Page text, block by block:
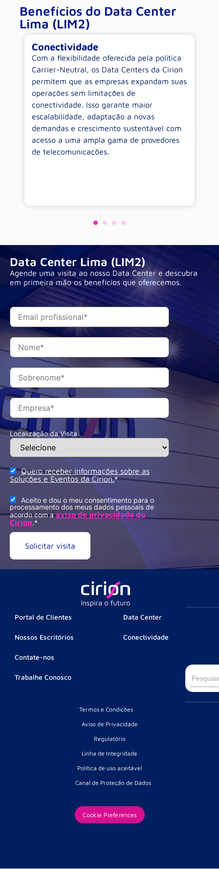
Benefícios do Data Center
Lima (LIM2)
Segurança
Os clientes da Cirion contam com a
robustez de um Data Center projetado para
máxima segurança. Com uma
infraestrutura de ponta, controle de acesso
rigoroso, monitoramento 24/7 e
conformidade com os mais altos padrões
internacionais, garantimos proteção contra
ameaças físicas e digitais. Isso assegura a
continuidade dos negócios com alta
Data Center Lima (LIM2)
Agende uma visita ao nosso Data Center e descubra
em primeira mão os benefícios que oferecemos.
Localização da Visita
Quero receber informações sobre as
Soluções e Eventos da Cirion.*
Aceito e dou o meu consentimento para o
processamento dos meus dados pessoais de
acordo com aaviso de privacidade do
Cirion.*
Portal de Clientes
Nossos Escritórios
Contate-nos
Trabalhe Conosco
Data Center
Conectividade
for:
Termos e Condições
Aviso de Privacidade
Regulatório
Linha de Integridade
Política de uso aceitável
Canal de Proteção de Dados
Cookie Preferences